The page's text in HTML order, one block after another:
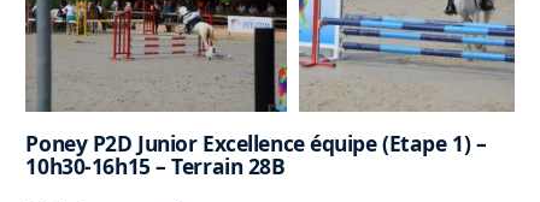
Poney P2D Junior Excellence équipe (Etape 1) –
10h30-16h15 – Terrain 28B